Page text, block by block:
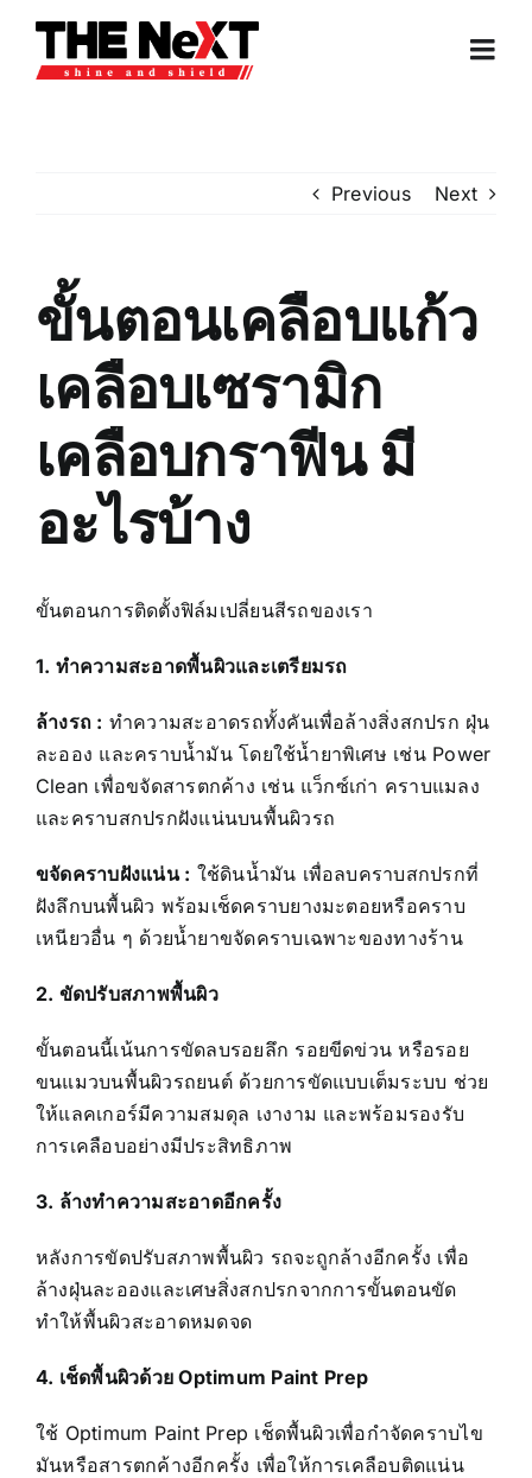
content
บทความ
Previous Next
ขั้นตอนเคลือบแก้ว
เคลือบเซรามิก
เคลือบกราฟีน มี
อะไรบ้าง
ขั้นตอนการติดตั้งฟิล์มเปลี่ยนสีรถของเรา
1. ทำความสะอาดพื้นผิวและเตรียมรถ
ล้างรถ : ทำความสะอาดรถทั้งคันเพื่อล้างสิ่งสกปรก ฝุ่น
ละออง และคราบน้ำมัน โดยใช้น้ำยาพิเศษ เช่น Power
Clean เพื่อขจัดสารตกค้าง เช่น แว็กซ์เก่า คราบแมลง
และคราบสกปรกฝังแน่นบนพื้นผิวรถ
ขจัดคราบฝังแน่น : ใช้ดินน้ำมัน เพื่อลบคราบสกปรกที่
ฝังลึกบนพื้นผิว พร้อมเช็ดคราบยางมะตอยหรือคราบ
เหนียวอื่น ๆ ด้วยน้ำยาขจัดคราบเฉพาะของทางร้าน
2. ขัดปรับสภาพพื้นผิว
ขั้นตอนนี้เน้นการขัดลบรอยลึก รอยขีดข่วน หรือรอย
ขนแมวบนพื้นผิวรถยนต์ ด้วยการขัดแบบเต็มระบบ ช่วย
ให้แลคเกอร์มีความสมดุล เงางาม และพร้อมรองรับ
การเคลือบอย่างมีประสิทธิภาพ
3. ล้างทำความสะอาดอีกครั้ง
หลังการขัดปรับสภาพพื้นผิว รถจะถูกล้างอีกครั้ง เพื่อ
ล้างฝุ่นละอองและเศษสิ่งสกปรกจากการขั้นตอนขัด
ทำให้พื้นผิวสะอาดหมดจด
4. เช็ดพื้นผิวด้วย Optimum Paint Prep
ใช้ Optimum Paint Prep เช็ดพื้นผิวเพื่อกำจัดคราบไข
มันหรือสารตกค้างอีกครั้ง เพื่อให้การเคลือบติดแน่น